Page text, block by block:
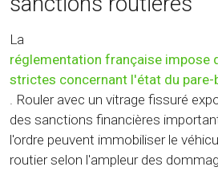
La
réglementation française impose
strictes concernant l'état du
. Rouler avec un vitrage fissuré
des sanctions financières
l'ordre peuvent immobiliser le
routier selon l'ampleur des